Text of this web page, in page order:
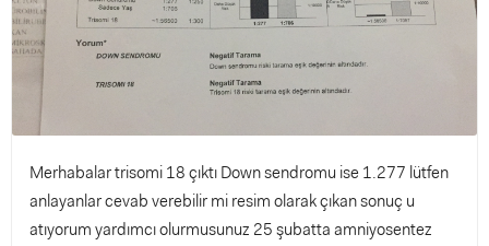
Merhabalar trisomi 18 çıktı Down sendromu ise 1.277 lütfen
anlayanlar cevab verebilir mi resim olarak çıkan sonuç u
atıyorum yardımcı olurmusunuz 25 şubatta amniyosentez